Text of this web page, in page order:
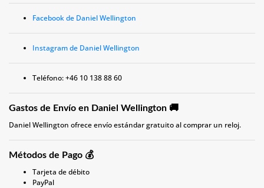
Facebook de Daniel Wellington
Instagram de Daniel Wellington
Teléfono: +46 10 138 88 60
Gastos de Envío en Daniel Wellington 🚚
Daniel Wellington ofrece envío estándar gratuito al comprar un reloj.
Métodos de Pago 💰
Tarjeta de débito
PayPal